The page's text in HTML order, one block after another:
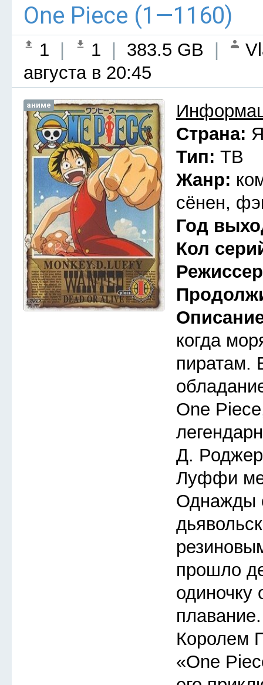
One Piece (1—1160)
1 1 383.5 GB
августа в 20:45
аниме
Страна:
Тип: ТВ
Жанр:
сёнен,
Год
Кол
когда
пиратам.
One
Д.
Луффи
Однажды
прошло
одиночку
Королем
«One